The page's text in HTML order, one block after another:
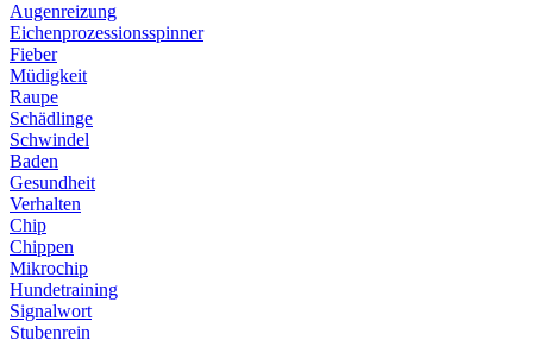
Augenreizung
Eichenprozessionsspinner
Fieber
Müdigkeit
Raupe
Schädlinge
Schwindel
Baden
Gesundheit
Verhalten
Chip
Chippen
Mikrochip
Hundetraining
Signalwort
Stubenrein